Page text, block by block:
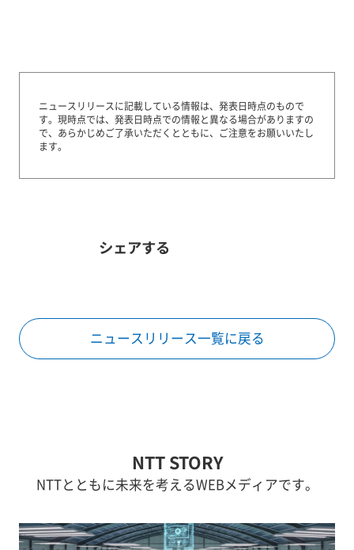
ニュースリリースに記載している情報は、発表日時点のもので
す。 現時点では、発表日時点での情報と異なる場合がありますの
で、あらかじめご了承いただくとともに、ご注意をお願いいたし
ます。
シェアする
ニュースリリース一覧に戻る
NTT STORY
NTTとともに未来を考えるWEBメディアです。